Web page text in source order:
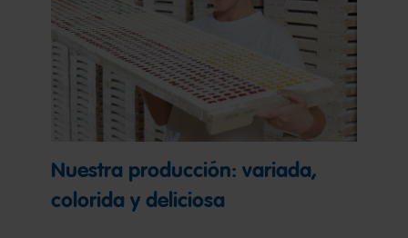
Nuestra producción: variada,
colorida y deliciosa